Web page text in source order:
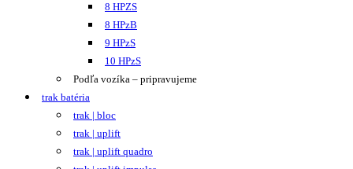
8 HPZS
8 HPzB
9 HPzS
10 HPzS
Podľa vozíka – pripravujeme
trak batéria
trak | bloc
trak | uplift
trak | uplift quadro